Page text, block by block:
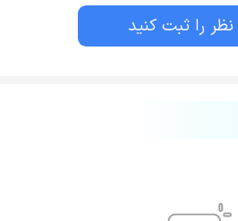
نظر را ثبت کنید